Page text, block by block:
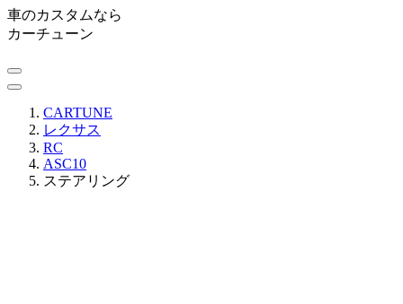
車のカスタムなら
カーチューン
CARTUNE
レクサス
RC
ASC10
ステアリング